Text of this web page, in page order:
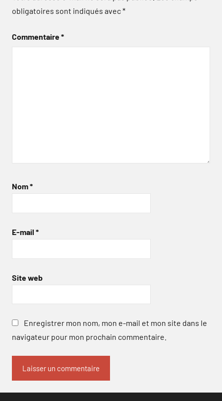
obligatoires sont indiqués avec*
Commentaire*
Nom*
E-mail *
Site web
Enregistrer mon nom, mon e-mail et mon site dans le
navigateur pour mon prochain commentaire.